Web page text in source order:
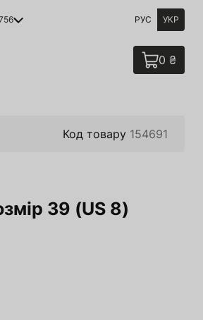
РУС УКР
0 ₴
Код товару 154691
39 (US 8)